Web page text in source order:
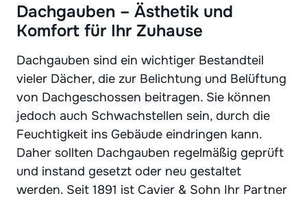
Dachgauben – Ästhetik und
Komfort für Ihr Zuhause
Dachgauben sind ein wichtiger Bestandteil
vieler Dächer, die zur Belichtung und Belüftung
von Dachgeschossen beitragen. Sie können
jedoch auch Schwachstellen sein, durch die
Feuchtigkeit ins Gebäude eindringen kann.
Daher sollten Dachgauben regelmäßig geprüft
und instand gesetzt oder neu gestaltet
werden. Seit 1891 ist Cavier & Sohn Ihr Partner